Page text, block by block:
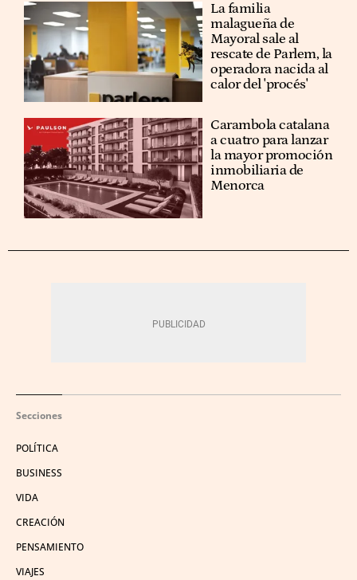
La familia
malagueña de
Mayoral sale al
rescate de Parlem, la
operadora nacida al
calor del 'procés'
Carambola catalana
a cuatro para lanzar
la mayor promoción
inmobiliaria de
Menorca
Secciones
POLÍTICA
BUSINESS
VIDA
CREACIÓN
PENSAMIENTO
VIAJES